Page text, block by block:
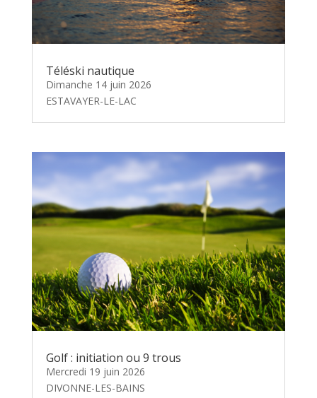
Téléski nautique
Dimanche 14 juin 2026
ESTAVAYER-LE-LAC
Golf : initiation ou 9 trous
Mercredi 19 juin 2026
DIVONNE-LES-BAINS